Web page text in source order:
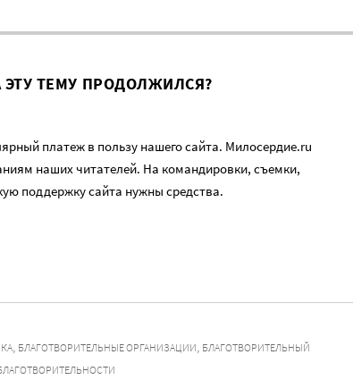
ТЕМУ ПРОДОЛЖИЛСЯ?
платеж в пользу нашего сайта. Милосердие.ru
наших читателей. На командировки, съемки,
поддержку сайта нужны средства.
, БЛАГОТВОРИТЕЛЬНЫЕ ОРГАНИЗАЦИИ, БЛАГОТВОРИТЕЛЬНЫЙ